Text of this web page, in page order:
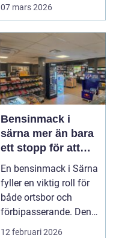
07 mars 2026
Bensinmack i
särna mer än bara
ett stopp för att
tanka
En bensinmack i Särna
fyller en viktig roll för
både ortsbor och
förbipasserande. Den
fungerar som e...
12 februari 2026